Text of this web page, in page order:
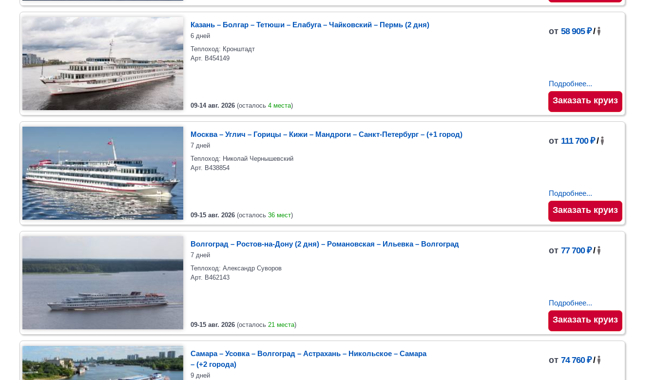
Казань – Болгар – Тетюши – Елабуга – Чайковский – Пермь (2 дня)
6 дней
Теплоход: Кронштадт
09-14 авг. 2026 (осталось 4 места)
Арт. В454149
от 58 905 ₽/
Подробнее...
Заказать круиз
Москва – Углич – Горицы – Кижи – Мандроги – Санкт-Петербург – (+1 город)
7 дней
Теплоход: Николай Чернышевский
09-15 авг. 2026 (осталось 36 мест)
Арт. В438854
от 111 700 ₽/
Подробнее...
Заказать круиз
Волгоград – Ростов-на-Дону (2 дня) – Романовская – Ильевка – Волгоград
7 дней
Теплоход: Александр Суворов
09-15 авг. 2026 (осталось 21 места)
Арт. В462143
от 77 700 ₽/
Подробнее...
Заказать круиз
Самара – Усовка – Волгоград – Астрахань – Никольское – Самара
– (+2 города)
9 дней
от 74 760 ₽/